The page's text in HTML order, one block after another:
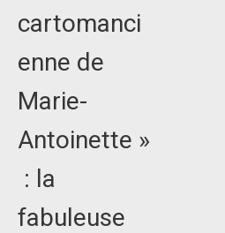
cartomanci
enne de
Marie-
Antoinette »
: la
fabuleuse